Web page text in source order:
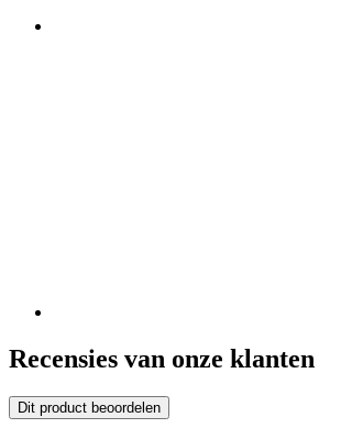
Recensies van onze klanten
Dit product beoordelen